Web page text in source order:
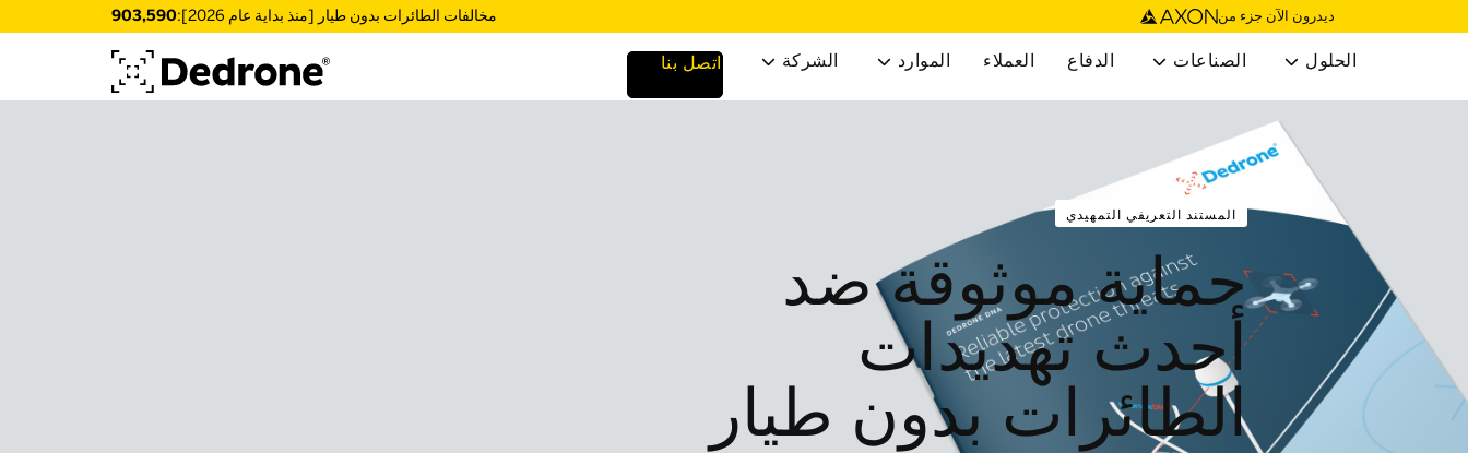
ديدرون الآن جزء من مخالفات الطائرات بدون طيار [منذ بداية عام 2026]: 903,590
الحلول  الصناعات  الدفاع العملاء الموارد  الشركة  اتصل بنا
المستند التعريفي التمهيدي
حماية موثوقة ضد
أحدث تهديدات
الطائرات بدون طيار